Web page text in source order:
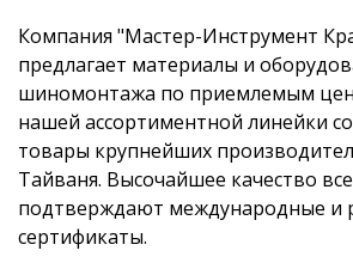
Компания "Мастер-Инструмент
предлагает материалы и
шиномонтажа по приемлемым
нашей ассортиментной линейки
товары крупнейших
Тайваня. Высочайшее качество
подтверждают международные и
сертификаты.